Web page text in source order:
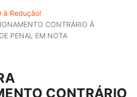
à Redução!
CONTRÁRIO À
PENAL EM NOTA
CONTRÁRIO